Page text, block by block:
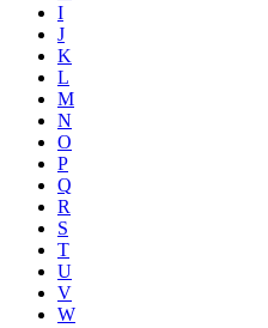
I
J
K
L
M
N
O
P
Q
R
S
T
U
V
W